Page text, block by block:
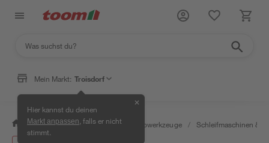
Mein Markt: Troisdorf
Hier kannst du deinen
Markt anpassen , falls er nicht
stimmt.
✕
/ Werkstatt & Maschinen / Elektrowerkzeuge / Schleifmaschinen &